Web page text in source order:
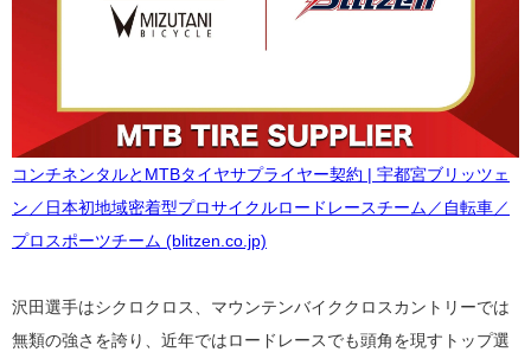
コンチネンタルとMTBタイヤサプライヤー契約 | 宇都宮ブリッツェ
ン／日本初地域密着型プロサイクルロードレースチーム／自転車／
プロスポーツチーム (blitzen.co.jp)
沢田選手はシクロクロス、マウンテンバイククロスカントリーでは
無類の強さを誇り、近年ではロードレースでも頭角を現すトップ選